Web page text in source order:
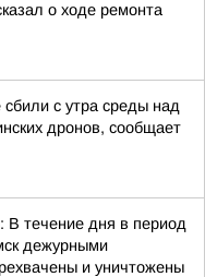
о ходе ремонта
сбили с утра среды над
дронов, сообщает
В течение дня в период
дежурными
и уничтожены